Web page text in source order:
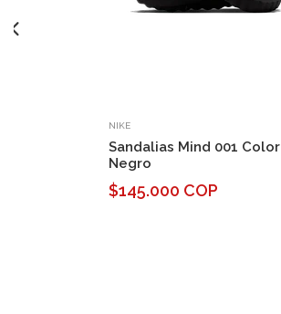
NIKE
Sandalias Mind 001 Color
Negro
$145.000 COP